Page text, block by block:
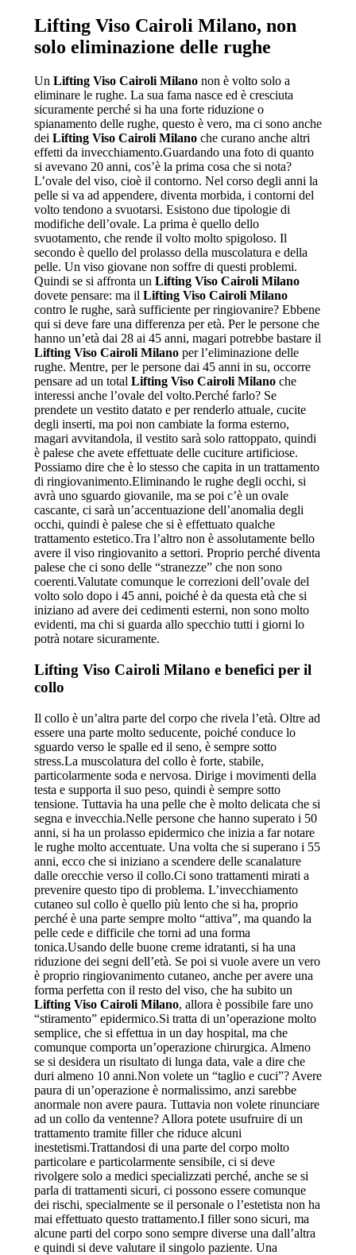
Lifting Viso Cairoli Milano, non
solo eliminazione delle rughe
Un Lifting Viso Cairoli Milanonon è volto solo a
eliminare le rughe. La sua fama nasce ed è cresciuta
sicuramente perché si ha una forte riduzione o
spianamento delle rughe, questo è vero, ma ci sono anche
dei Lifting Viso Cairoli Milanoche curano anche altri
effetti da invecchiamento.Guardando una foto di quanto
si avevano 20 anni, cos’è la prima cosa che si nota?
L’ovale del viso, cioè il contorno. Nel corso degli anni la
pelle si va ad appendere, diventa morbida, i contorni del
volto tendono a svuotarsi. Esistono due tipologie di
modifiche dell’ovale. La prima è quello dello
svuotamento, che rende il volto molto spigoloso. Il
secondo è quello del prolasso della muscolatura e della
pelle. Un viso giovane non soffre di questi problemi.
Quindi se si affronta un Lifting Viso Cairoli Milano
dovete pensare: ma il Lifting Viso Cairoli Milano
contro le rughe, sarà sufficiente per ringiovanire? Ebbene
qui si deve fare una differenza per età. Per le persone che
hanno un’età dai 28 ai 45 anni, magari potrebbe bastare il
Lifting Viso Cairoli Milanoper l’eliminazione delle
rughe. Mentre, per le persone dai 45 anni in su, occorre
pensare ad un total Lifting Viso Cairoli Milanoche
interessi anche l’ovale del volto.Perché farlo? Se
prendete un vestito datato e per renderlo attuale, cucite
degli inserti, ma poi non cambiate la forma esterno,
magari avvitandola, il vestito sarà solo rattoppato, quindi
è palese che avete effettuate delle cuciture artificiose.
Possiamo dire che è lo stesso che capita in un trattamento
di ringiovanimento.Eliminando le rughe degli occhi, si
avrà uno sguardo giovanile, ma se poi c’è un ovale
cascante, ci sarà un’accentuazione dell’anomalia degli
occhi, quindi è palese che si è effettuato qualche
trattamento estetico.Tra l’altro non è assolutamente bello
avere il viso ringiovanito a settori. Proprio perché diventa
palese che ci sono delle “stranezze” che non sono
coerenti.Valutate comunque le correzioni dell’ovale del
volto solo dopo i 45 anni, poiché è da questa età che si
iniziano ad avere dei cedimenti esterni, non sono molto
evidenti, ma chi si guarda allo specchio tutti i giorni lo
potrà notare sicuramente.
Lifting Viso Cairoli Milano e benefici per il
collo
Il collo è un’altra parte del corpo che rivela l’età. Oltre ad
essere una parte molto seducente, poiché conduce lo
sguardo verso le spalle ed il seno, è sempre sotto
stress.La muscolatura del collo è forte, stabile,
particolarmente soda e nervosa. Dirige i movimenti della
testa e supporta il suo peso, quindi è sempre sotto
tensione. Tuttavia ha una pelle che è molto delicata che si
segna e invecchia.Nelle persone che hanno superato i 50
anni, si ha un prolasso epidermico che inizia a far notare
le rughe molto accentuate. Una volta che si superano i 55
anni, ecco che si iniziano a scendere delle scanalature
dalle orecchie verso il collo.Ci sono trattamenti mirati a
prevenire questo tipo di problema. L’invecchiamento
cutaneo sul collo è quello più lento che si ha, proprio
perché è una parte sempre molto “attiva”, ma quando la
pelle cede e difficile che torni ad una forma
tonica.Usando delle buone creme idratanti, si ha una
riduzione dei segni dell’età. Se poi si vuole avere un vero
è proprio ringiovanimento cutaneo, anche per avere una
forma perfetta con il resto del viso, che ha subito un
Lifting Viso Cairoli Milano, allora è possibile fare uno
“stiramento” epidermico.Si tratta di un’operazione molto
semplice, che si effettua in un day hospital, ma che
comunque comporta un’operazione chirurgica. Almeno
se si desidera un risultato di lunga data, vale a dire che
duri almeno 10 anni.Non volete un “taglio e cuci”? Avere
paura di un’operazione è normalissimo, anzi sarebbe
anormale non avere paura. Tuttavia non volete rinunciare
ad un collo da ventenne? Allora potete usufruire di un
trattamento tramite filler che riduce alcuni
inestetismi.Trattandosi di una parte del corpo molto
particolare e particolarmente sensibile, ci si deve
rivolgere solo a medici specializzati perché, anche se si
parla di trattamenti sicuri, ci possono essere comunque
dei rischi, specialmente se il personale o l’estetista non ha
mai effettuato questo trattamento.I filler sono sicuri, ma
alcune parti del corpo sono sempre diverse una dall’altra
e quindi si deve valutare il singolo paziente. Una